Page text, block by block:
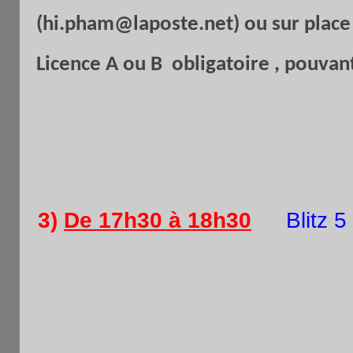
(hi.pham@laposte.net) ou sur
Licence A ou B obligatoire ,
3) De 17h30 à 18h30 Blitz 5